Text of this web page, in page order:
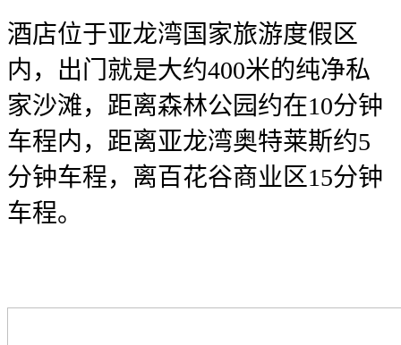
酒店位于亚龙湾国家旅游度假区
内，出门就是大约400米的纯净私
家沙滩，距离森林公园约在10分钟
车程内，距离亚龙湾奥特莱斯约5
分钟车程，离百花谷商业区15分钟
车程。